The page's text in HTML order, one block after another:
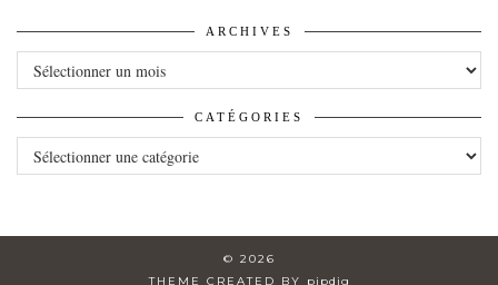
ARCHIVES
ARCHIVES
CATÉGORIES
CATÉGORIES
© 2026
THEME CREATED BY
pipdig